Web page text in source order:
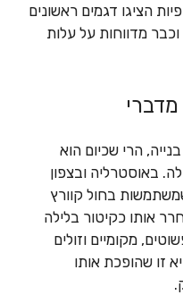
הציגו דגמים ראשונים
מדווחות על עלות
הרי שכיום הוא
באוסטרליה ובצפון
בחול קוורץ
אותו כקיטור בלילה
מקומיים וזולים
זו שהופכת אותו